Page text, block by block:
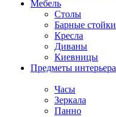
Мебель
Столы
Барные стойки
Кресла
Диваны
Киевницы
Предметы интерьера
Часы
Зеркала
Панно